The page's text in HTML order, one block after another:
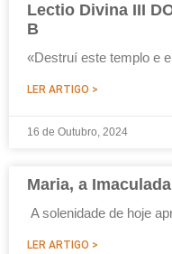
Lectio Divina III
B
«Destruí este templo e
LER ARTIGO >
16 de Outubro, 2024
Maria, a
A solenidade de hoje
LER ARTIGO >